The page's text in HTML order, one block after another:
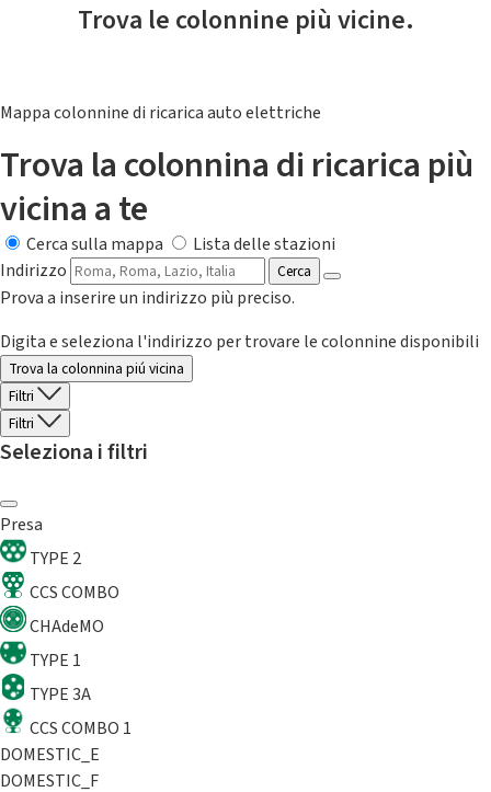
Trova le colonnine più vicine.
Mappa colonnine di ricarica auto elettriche
Trova la colonnina di ricarica più
vicina a te
Cerca sulla mappa
Lista delle stazioni
Indirizzo
Cerca
Prova a inserire un indirizzo più preciso.
Digita e seleziona l'indirizzo per trovare le colonnine disponibili
Trova la colonnina piú vicina
Filtri
Filtri
Seleziona i filtri
Presa
TYPE 2
CCS COMBO
CHAdeMO
TYPE 1
TYPE 3A
CCS COMBO 1
DOMESTIC_E
DOMESTIC_F